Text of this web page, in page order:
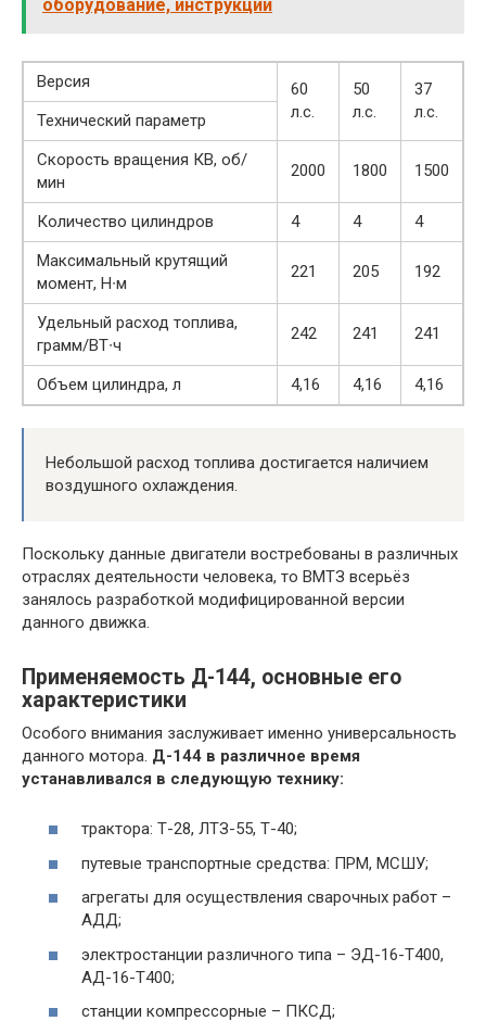
оборудование, инструкции
Версия
60
л.с.
50
л.с.
37
л.с.
Технический параметр
Скорость вращения КВ, об/
мин
2000 1800 1500
Количество цилиндров 4 4
4
Максимальный крутящий
момент, Н∙м
221 205 192
Удельный расход топлива,
грамм/ВТ∙ч
242 241 241
Объем цилиндра, л 4,16 4,16 4,16
Небольшой расход топлива достигается наличием
воздушного охлаждения.
Поскольку данные двигатели востребованы в различных
отраслях деятельности человека, то ВМТЗ всерьёз
занялось разработкой модифицированной версии
данного движка.
Применяемость Д-144, основные его
характеристики
Особого внимания заслуживает именно универсальность
данного мотора. Д-144 в различное время
устанавливался в следующую технику:
трактора: Т-28, ЛТЗ-55, Т-40;
путевые транспортные средства: ПРМ, МСШУ;
агрегаты для осуществления сварочных работ –
АДД;
электростанции различного типа – ЭД-16-Т400,
АД-16-Т400;
станции компрессорные – ПКСД;